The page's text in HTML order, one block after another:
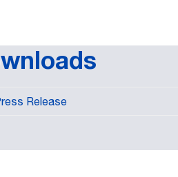
Release